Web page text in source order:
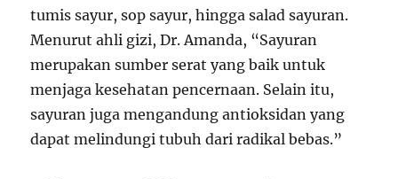
tumis sayur, sop sayur, hingga salad sayuran.
Menurut ahli gizi, Dr. Amanda, “Sayuran
merupakan sumber serat yang baik untuk
menjaga kesehatan pencernaan. Selain itu,
sayuran juga mengandung antioksidan yang
dapat melindungi tubuh dari radikal bebas.”